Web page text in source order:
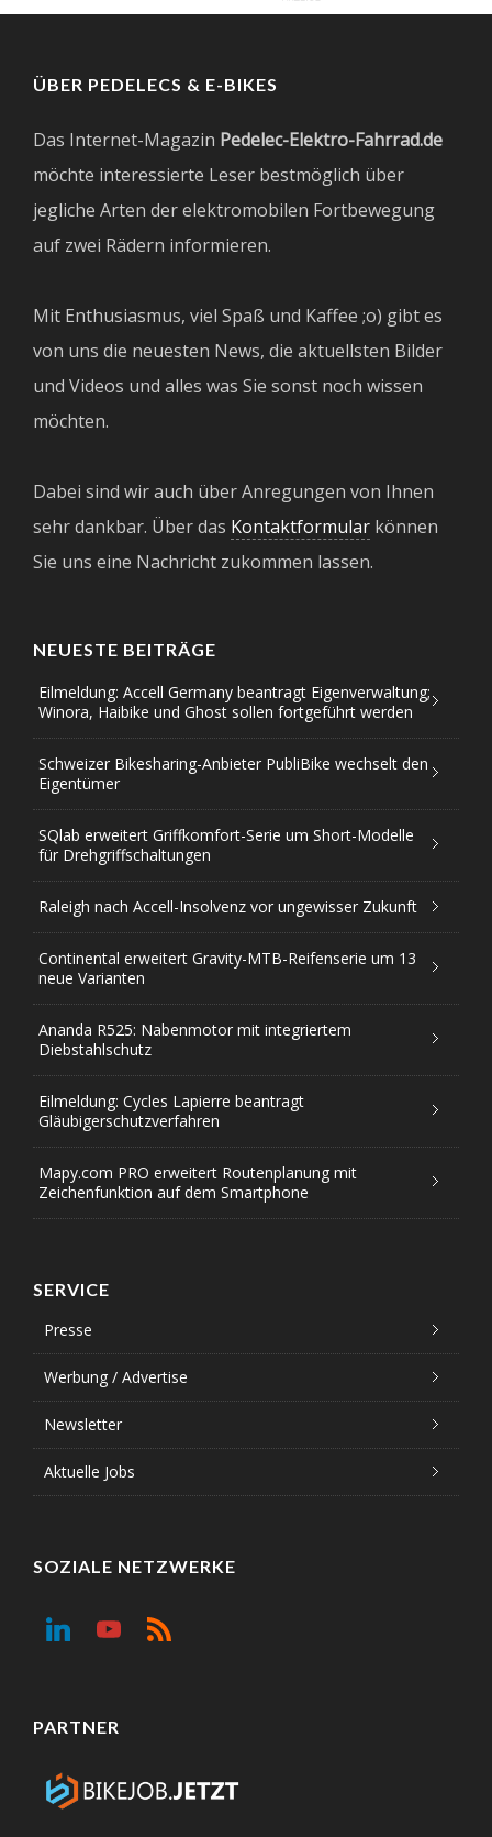
ÜBER PEDELECS & E-BIKES
Das Internet-Magazin Pedelec-Elektro-Fahrrad.de
möchte interessierte Leser bestmöglich über
jegliche Arten der elektromobilen Fortbewegung
auf zwei Rädern informieren.
Mit Enthusiasmus, viel Spaß und Kaffee ;o) gibt es
von uns die neuesten News, die aktuellsten Bilder
und Videos und alles was Sie sonst noch wissen
möchten.
Dabei sind wir auch über Anregungen von Ihnen
sehr dankbar. Über das Kontaktformular können
Sie uns eine Nachricht zukommen lassen.
NEUESTE BEITRÄGE
Eilmeldung: Accell Germany beantragt Eigenverwaltung;
Winora, Haibike und Ghost sollen fortgeführt werden
Schweizer Bikesharing-Anbieter PubliBike wechselt den
Eigentümer
SQlab erweitert Griffkomfort-Serie um Short-Modelle
für Drehgriffschaltungen
Raleigh nach Accell-Insolvenz vor ungewisser Zukunft
Continental erweitert Gravity-MTB-Reifenserie um 13
neue Varianten
Ananda R525: Nabenmotor mit integriertem
Diebstahlschutz
Eilmeldung: Cycles Lapierre beantragt
Gläubigerschutzverfahren
Mapy.com PRO erweitert Routenplanung mit
Zeichenfunktion auf dem Smartphone
SERVICE
Presse
Werbung / Advertise
Newsletter
Aktuelle Jobs
SOZIALE NETZWERKE
PARTNER